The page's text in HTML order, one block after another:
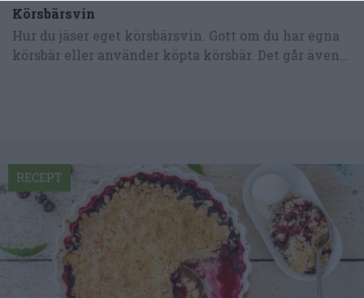
Körsbärsvin
Hur du jäser eget körsbärsvin. Gott om du har egna
körsbär eller använder köpta körsbär. Det går även...
RECEPT